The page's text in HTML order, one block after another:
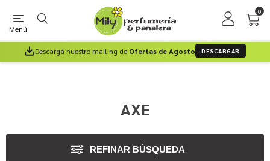
Menú
0
Descargá nuestro mailing de Ofertas de Agosto DESCARGAR
AXE
REFINAR BÚSQUEDA